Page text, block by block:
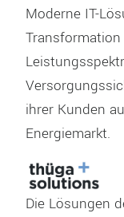
Moderne IT-
ihrer Kunden
Energiemarkt.
Die Lösungen